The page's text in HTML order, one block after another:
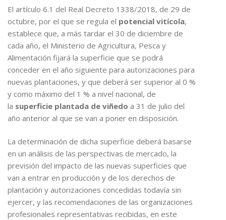
El artículo 6.1 del Real Decreto 1338/2018, de 29 de
octubre, por el que se regula el potencial vitícola,
establece que, a más tardar el 30 de diciembre de
cada año, el Ministerio de Agricultura, Pesca y
Alimentación fijará la superficie que se podrá
conceder en el año siguiente para autorizaciones para
nuevas plantaciones, y que deberá ser superior al 0 %
y como máximo del 1 % a nivel nacional, de
la superficie plantada de viñedo a 31 de julio del
año anterior al que se van a poner en disposición.
La determinación de dicha superficie deberá basarse
en un análisis de las perspectivas de mercado, la
previsión del impacto de las nuevas superficies que
van a entrar en producción y de los derechos de
plantación y autorizaciones concedidas todavía sin
ejercer, y las recomendaciones de las organizaciones
profesionales representativas recibidas, en este